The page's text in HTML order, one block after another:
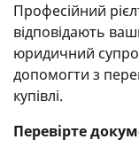
Професійний
відповідають
юридичний
допомогти з
купівлі.
Перевірте